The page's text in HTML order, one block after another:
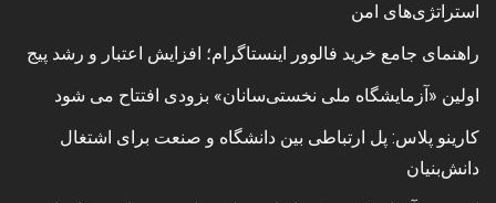
استراتژی‌های امن
راهنمای جامع خرید فالوور اینستاگرام؛ افزایش اعتبار و رشد پیج
اولین «آزمایشگاه ملی نخستی‌سانان» بزودی افتتاح می شود
کارینو پلاس: پل ارتباطی بین دانشگاه و صنعت برای اشتغال
دانش‌بنیان